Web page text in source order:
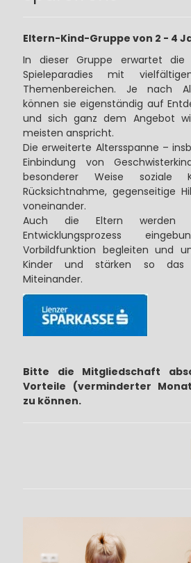
Eltern-Kind-Gruppe von 2 - 4
In dieser Gruppe erwartet die
Spieleparadies mit
Themenbereichen. Je nach
können sie eigenständig auf
und sich ganz dem Angebot
meisten anspricht.
Die erweiterte Altersspanne –
Einbindung von
besonderer Weise soziale
Rücksichtnahme, gegenseitige
voneinander.
Auch die Eltern werden
Entwicklungsprozess
Vorbildfunktion begleiten und
Kinder und stärken so das
Miteinander.
Bitte die Mitgliedschaft
Vorteile (verminderter
zu können.